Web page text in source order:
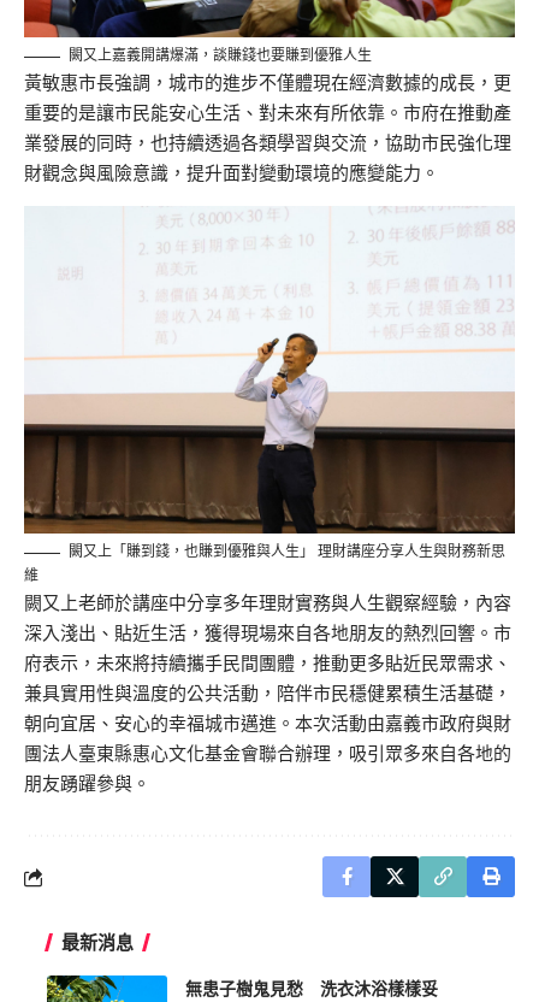
闕又上嘉義開講爆滿，談賺錢也要賺到優雅人生
黃敏惠市長強調，城市的進步不僅體現在經濟數據的成長，更
重要的是讓市民能安心生活、對未來有所依靠。市府在推動產
業發展的同時，也持續透過各類學習與交流，協助市民強化理
財觀念與風險意識，提升面對變動環境的應變能力。
闕又上「賺到錢，也賺到優雅與人生」 理財講座分享人生與財務新思
維
闕又上老師於講座中分享多年理財實務與人生觀察經驗，內容
深入淺出、貼近生活，獲得現場來自各地朋友的熱烈回響。市
府表示，未來將持續攜手民間團體，推動更多貼近民眾需求、
兼具實用性與溫度的公共活動，陪伴市民穩健累積生活基礎 ，
朝向宜居、安心的幸福城市邁進。 本次活動由嘉義市政府與財
團法人臺東縣惠心文化基金會聯合辦理，吸引眾多來自各地的
朋友踴躍參與。
最新消息
無患子樹鬼見愁 洗衣沐浴樣樣妥